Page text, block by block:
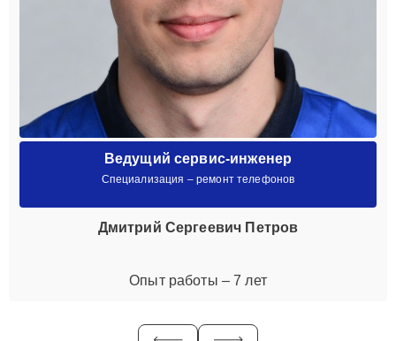
Ведущий сервис-инженер
Специализация – ремонт телефонов
Дмитрий Сергеевич Петров
Опыт работы – 7 лет